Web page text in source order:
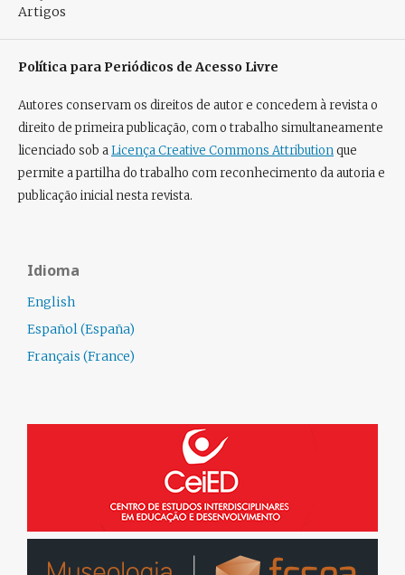
Artigos
Política para Periódicos de Acesso Livre
Autores conservam os direitos de autor e concedem à revista o
direito de primeira publicação, com o trabalho simultaneamente
licenciado sob aLicença Creative Commons Attributionque
permite a partilha do trabalho com reconhecimento da autoria e
publicação inicial nesta revista.
Idioma
English
Español (España)
Français (France)